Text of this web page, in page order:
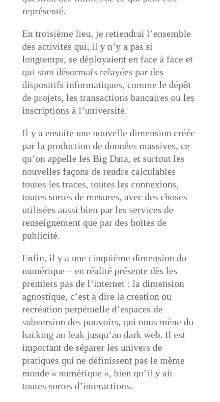
représenté.
En troisième lieu, je retiendrai l’ensemble
des activités qui, il y n’y a pas si
longtemps, se déployaient en face à face et
qui sont désormais relayées par des
dispositifs informatiques, comme le dépôt
de projets, les transactions bancaires ou les
inscriptions à l’université.
Il y a ensuite une nouvelle dimension créée
par la production de données massives, ce
qu’on appelle les Big Data, et surtout les
nouvelles façons de rendre calculables
toutes les traces, toutes les connexions,
toutes sortes de mesures, avec des choses
utilisées aussi bien par les services de
renseignement que par des boites de
publicité.
Enfin, il y a une cinquième dimension du
numérique – en réalité présente dès les
premiers pas de l’internet : la dimension
agnostique, c’est à dire la création ou
recréation perpétuelle d’espaces de
subversion des pouvoirs, qui nous mène du
hacking au leak jusqu’au dark web. Il est
important de séparer les univers de
pratiques qui ne définissent pas le même
monde « numérique », bien qu’il y ait
toutes sortes d’interactions.